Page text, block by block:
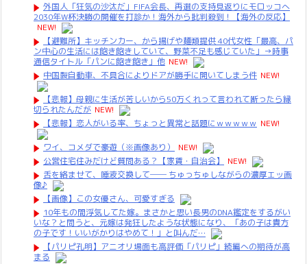
外国人「狂気の沙汰だ」FIFA会長、再選の支持見返りにモロッコへ
2030年W杯決勝の開催を打診か！海外から批判殺到！【海外の反応】
NEW!
【避難所】キッチンカー、から揚げや麺類提供 40代女性「最高、パ
ン中心の生活には飽き飽きしていて、野菜不足も感じていた」→時事
通信タイトル「パンに飽き飽き」他 NEW!
中国製自動車、不具合によりドアが勝手に開いてしまう件 NEW!
【悲報】母親に生活が苦しいから50万くれって言われて断ったら縁
切られたんだが NEW!
【悲報】恋人がいる率、ちょっと異常と話題にｗｗｗｗｗ NEW!
ワイ、コメダで豪遊（※画像あり）
NEW!
公営住宅住みだけど質問ある？【家賃・自治会】
NEW!
舌を絡ませて、唾液交換して── ちゅっちゅしながらの濃厚エッ画
像♪
【画像】この女優さん、可愛すぎる
10年もの間浮気してた嫁。まさかと思い長男のDNA鑑定をするがい
いな？と問うと、元嫁は発狂したような状態になり、「あの子は貴方
の子です！いいがかりはやめて！」と叫んだ…
【パリピ孔明】アニオリ場面も高評価「パリピ」続編への期待が高
まる